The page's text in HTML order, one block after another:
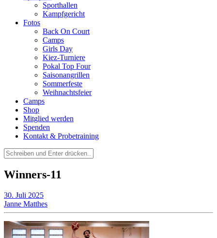
Sporthallen
Kampfgericht
Fotos
Back On Court
Camps
Girls Day
Kiez-Turniere
Pokal Top Four
Saisonangrillen
Sommerfeste
Weihnachtsfeier
Camps
Shop
Mitglied werden
Spenden
Kontakt & Probetraining
Suchen
nach:
Winners-11
30. Juli 2025
Janne Matthes